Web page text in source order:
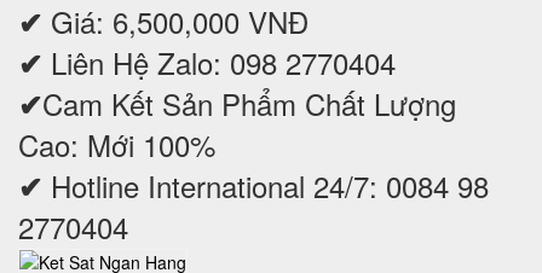
✔ Giá: 6,500,000 VNĐ
✔ Liên Hệ Zalo: 098 2770404
✔Cam Kết Sản Phẩm Chất Lượng
Cao: Mới 100%
✔ Hotline International 24/7: 0084 98
2770404